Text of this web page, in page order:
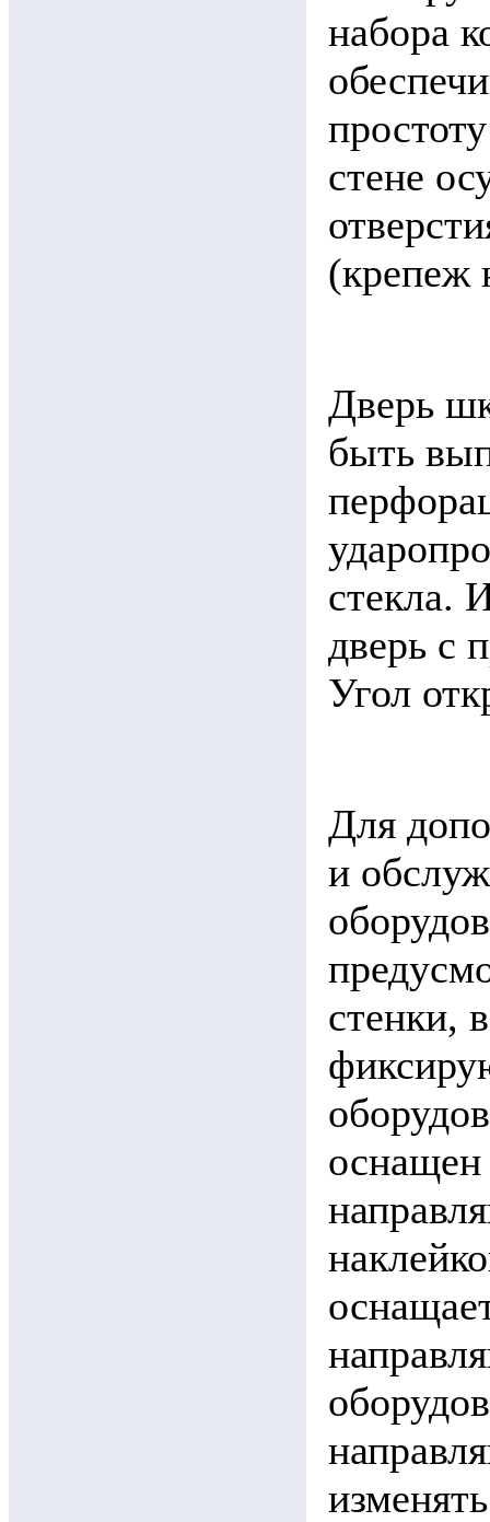
набора
стене
(крепеж
Дверь
быть
стекла.
дверь с
Угол
Для
и
стенки,